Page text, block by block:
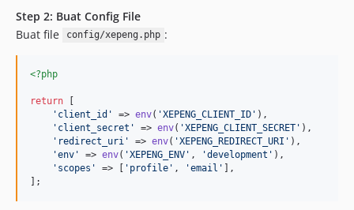
Step 2: Buat Config File
Buat file
config/xepeng.php :
<?php
return [
' client_id ' => env( 'XEPENG_CLIENT_ID ' ),
' client_secret ' => env( 'XEPENG_CLIENT_SECRET ' ),
' redirect_uri ' => env( 'XEPENG_REDIRECT_URI ' ),
'env ' => env( 'XEPENG_ENV ' , 'development ' ),
' scopes ' => [ ' profile ' , 'email ' ],
];